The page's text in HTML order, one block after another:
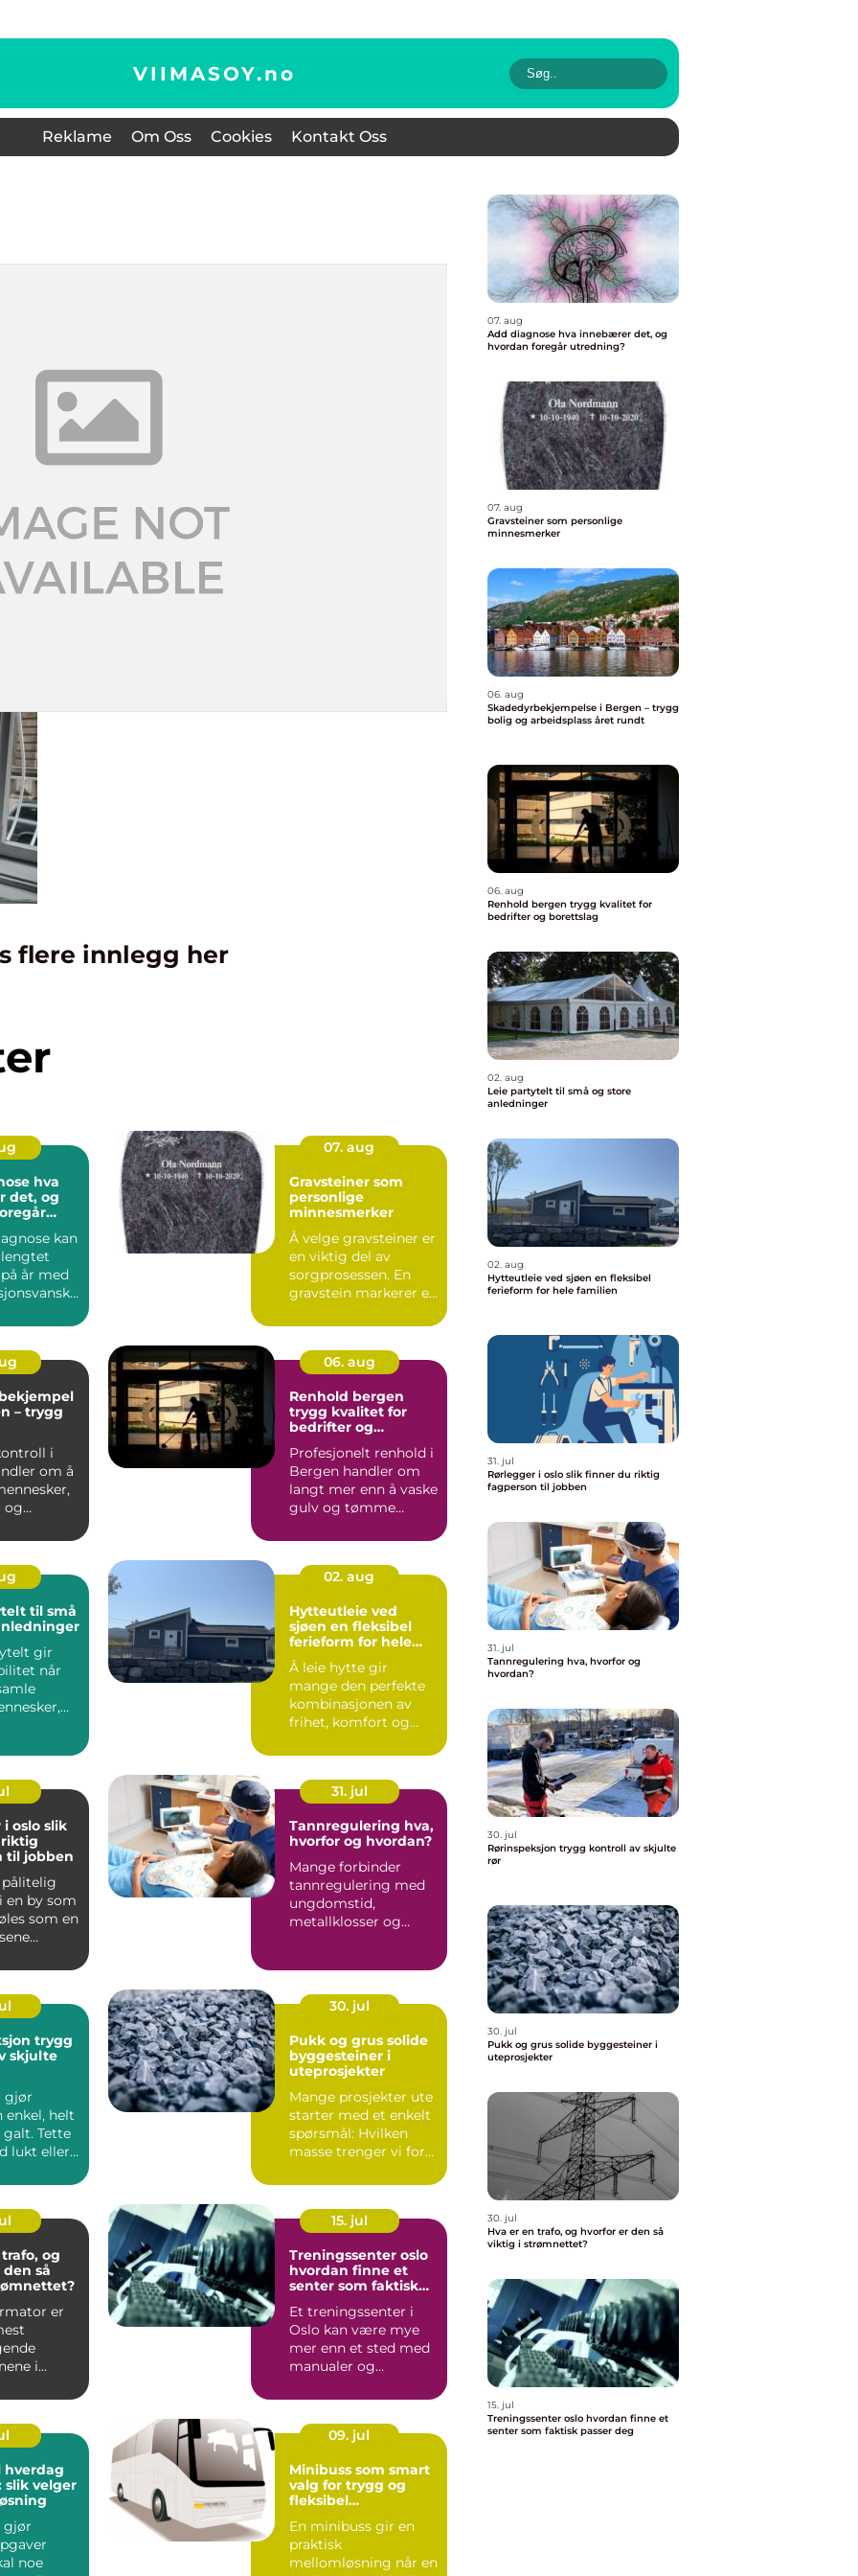
VIIMASOY.no
Reklame Om Oss Cookies Kontakt Oss
flere innlegg her
hva
det, og
kan
år med
07. aug
Gravsteiner som
personlige
minnesmerker
Å velge gravsteiner er
en viktig del av
sorgprosessen. En
gravstein markerer et
– trygg
i
om å
og
06. aug
Renhold bergen
trygg kvalitet for
bedrifter og
Profesjonelt renhold i
Bergen handler om
langt mer enn å vaske
gulv og tømme
...
til små
gir
når
02. aug
Hytteutleie ved
sjøen en fleksibel
ferieform for hele
familien
Å leie hytte gir
mange den perfekte
kombinasjonen av
frihet, komfort og
Flere ve...
slik
til jobben
pålitelig
en by som
som en
31. jul
Tannregulering hva,
hvorfor og hvordan?
Mange forbinder
tannregulering med
ungdomstid,
metallklosser og
trygg
skjulte
gjør
enkel, helt
Tette
lukt eller
30. jul
Pukk og grus solide
byggesteiner i
uteprosjekter
Mange prosjekter ute
starter med et enkelt
spørsmål: Hvilken
masse trenger vi for
og
så
er
i
15. jul
Treningssenter oslo
hvordan finne et
senter som faktisk
Et treningssenter i
Oslo kan være mye
mer enn et sted med
manualer og
mange handler...
hverdag
slik velger
gjør
noe
09. jul
Minibuss som smart
valg for trygg og
fleksibel
En minibuss gir en
praktisk
mellomløsning når en
07. aug
Add diagnose hva innebærer det, og
hvordan foregår utredning?
07. aug
Gravsteiner som personlige
minnesmerker
06. aug
Skadedyrbekjempelse i Bergen – trygg
bolig og arbeidsplass året rundt
06. aug
Renhold bergen trygg kvalitet for
bedrifter og borettslag
02. aug
Leie partytelt til små og store
anledninger
02. aug
Hytteutleie ved sjøen en fleksibel
ferieform for hele familien
31. jul
Rørlegger i oslo slik finner du riktig
fagperson til jobben
31. jul
Tannregulering hva, hvorfor og
hvordan?
30. jul
Rørinspeksjon trygg kontroll av skjulte
rør
30. jul
Pukk og grus solide byggesteiner i
uteprosjekter
30. jul
Hva er en trafo, og hvorfor er den så
viktig i strømnettet?
15. jul
Treningssenter oslo hvordan finne et
senter som faktisk passer deg